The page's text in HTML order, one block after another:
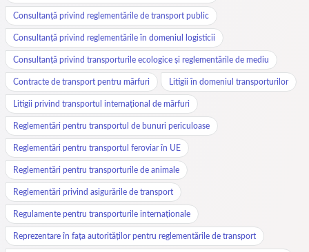
Consultanță privind reglementările de transport public
Consultanță privind reglementările în domeniul logisticii
Consultanță privind transporturile ecologice și reglementările de mediu
Contracte de transport pentru mărfuri Litigii în domeniul transporturilor
Litigii privind transportul internațional de mărfuri
Reglementări pentru transportul de bunuri periculoase
Reglementări pentru transportul feroviar în UE
Reglementări pentru transporturile de animale
Reglementări privind asigurările de transport
Regulamente pentru transporturile internaționale
Reprezentare în fața autorităților pentru reglementările de transport